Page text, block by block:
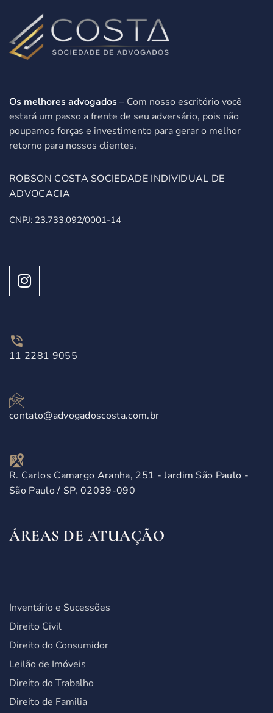
Os melhores advogados – Com nosso escritório você
estará um passo a frente de seu adversário, pois não
poupamos forças e investimento para gerar o melhor
retorno para nossos clientes.
ROBSON COSTA SOCIEDADE INDIVIDUAL DE
ADVOCACIA
CNPJ: 23.733.092/0001-14
11 2281 9055
contato@advogadoscosta.com.br
R. Carlos Camargo Aranha, 251 - Jardim São Paulo -
São Paulo / SP, 02039-090
ÁREAS DE ATUAÇÃO
Inventário e Sucessões
Direito Civil
Direito do Consumidor
Leilão de Imóveis
Direito do Trabalho
Direito de Familia